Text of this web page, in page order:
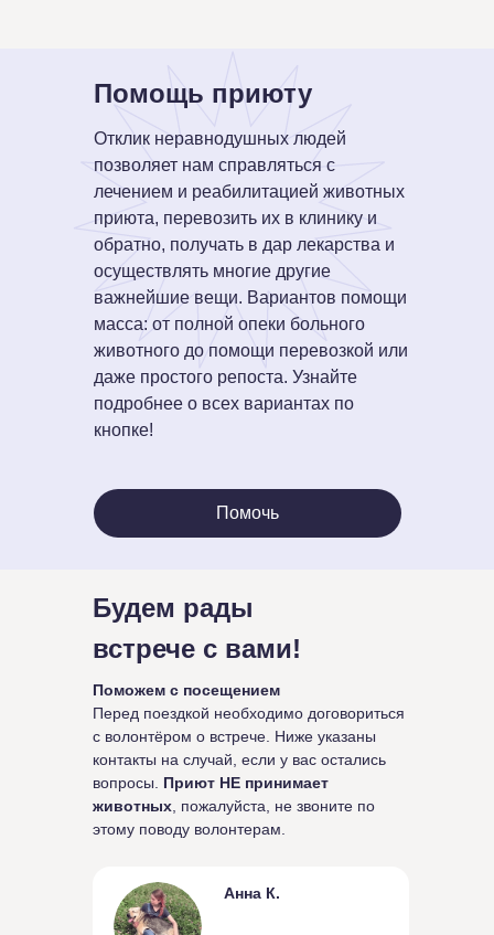
Помощь приюту
Отклик неравнодушных людей
позволяет нам справляться с
лечением и реабилитацией животных
приюта, перевозить их в клинику и
обратно, получать в дар лекарства и
осуществлять многие другие
важнейшие вещи. Вариантов помощи
масса: от полной опеки больного
животного до помощи перевозкой или
даже простого репоста. Узнайте
подробнее о всех вариантах по
кнопке!
Помочь
Будем рады
встрече с вами!
Поможем с посещением
Перед поездкой необходимо договориться
с волонтёром о встрече. Ниже указаны
контакты на случай, если у вас остались
вопросы. Приют НЕ принимает
животных , пожалуйста, не звоните по
этому поводу волонтерам.
Анна К.